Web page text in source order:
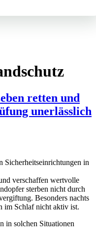
retten und
unerlässlich
Sicherheitseinrichtungen in
verschaffen wertvolle
sterben nicht durch
Besonders nachts
im Schlaf nicht aktiv ist.
in solchen Situationen